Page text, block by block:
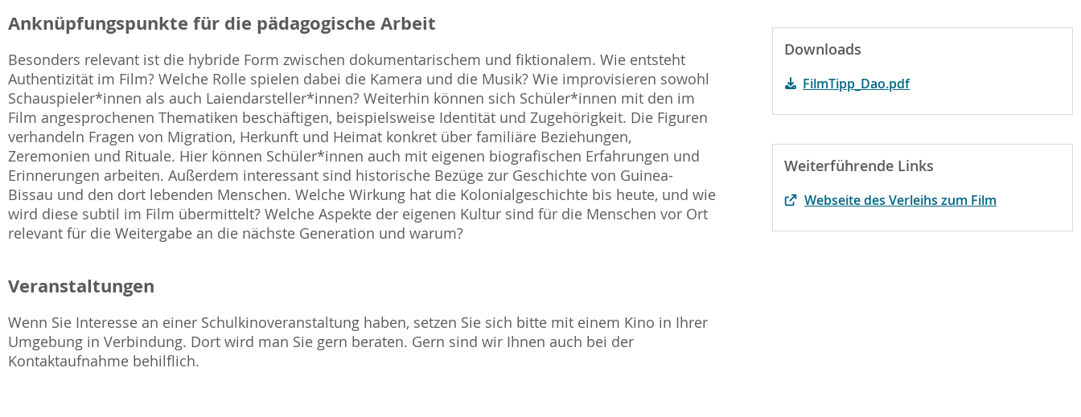
Anknüpfungspunkte für die pädagogische Arbeit
Besonders relevant ist die hybride Form zwischen dokumentarischem und fiktionalem. Wie entsteht
Authentizität im Film? Welche Rolle spielen dabei die Kamera und die Musik? Wie improvisieren sowohl
Schauspieler*innen als auch Laiendarsteller*innen? Weiterhin können sich Schüler*innen mit den im
Film angesprochenen Thematiken beschäftigen, beispielsweise Identität und Zugehörigkeit. Die Figuren
verhandeln Fragen von Migration, Herkunft und Heimat konkret über familiäre Beziehungen,
Zeremonien und Rituale. Hier können Schüler*innen auch mit eigenen biografischen Erfahrungen und
Erinnerungen arbeiten. Außerdem interessant sind historische Bezüge zur Geschichte von Guinea-
Bissau und den dort lebenden Menschen. Welche Wirkung hat die Kolonialgeschichte bis heute, und wie
wird diese subtil im Film übermittelt? Welche Aspekte der eigenen Kultur sind für die Menschen vor Ort
relevant für die Weitergabe an die nächste Generation und warum?
Veranstaltungen
Wenn Sie Interesse an einer Schulkinoveranstaltung haben, setzen Sie sich bitte mit einem Kino in Ihrer
Umgebung in Verbindung. Dort wird man Sie gern beraten. Gern sind wir Ihnen auch bei der
Kontaktaufnahme behilflich.
Downloads
FilmTipp_Dao.pdf
Weiterführende Links
Webseite des Verleihs zum Film